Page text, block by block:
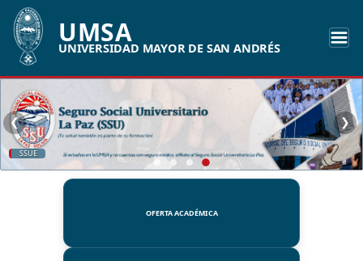
UMSA
UNIVERSIDAD MAYOR DE SAN ANDRÉS
SSUE
❮ ❯
OFERTA ACADÉMICA